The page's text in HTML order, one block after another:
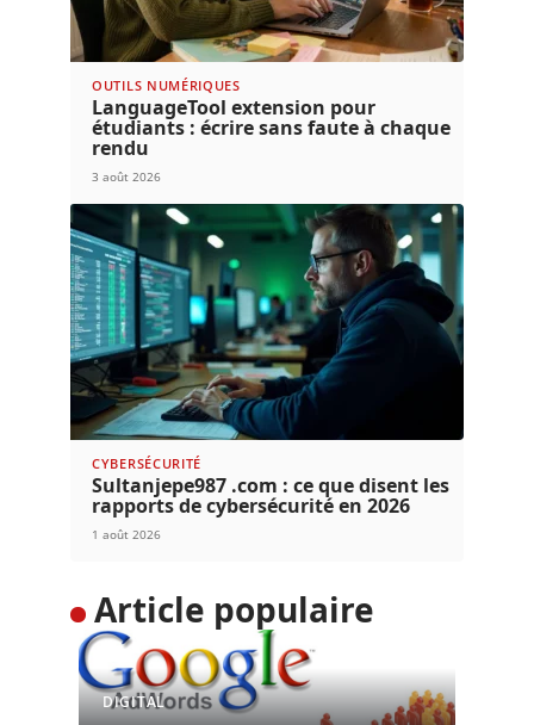
OUTILS NUMÉRIQUES
LanguageTool extension pour
étudiants : écrire sans faute à chaque
rendu
3 août 2026
CYBERSÉCURITÉ
Sultanjepe987 .com : ce que disent les
rapports de cybersécurité en 2026
1 août 2026
Article populaire
DIGITAL